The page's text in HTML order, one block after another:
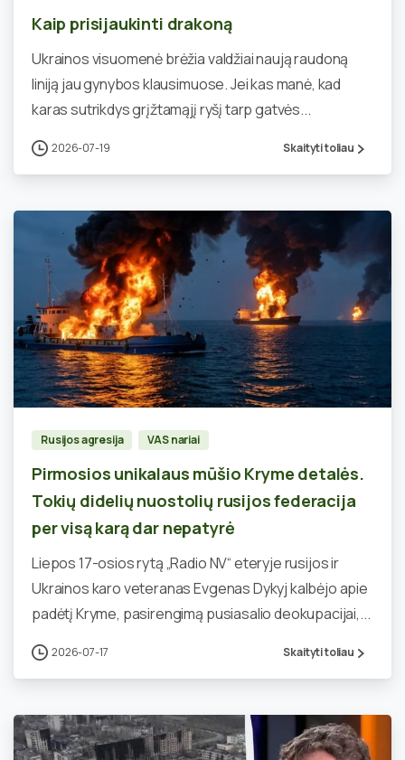
Kaip prisijaukinti drakoną
Ukrainos visuomenė brėžia valdžiai naują raudoną
liniją jau gynybos klausimuose. Jei kas manė, kad
karas sutrikdys grįžtamąjį ryšį tarp gatvės...
2026-07-19 Skaityti toliau
0
Rusijos agresija VAS nariai
Pirmosios unikalaus mūšio Kryme detalės.
Tokių didelių nuostolių rusijos federacija
per visą karą dar nepatyrė
Liepos 17-osios rytą „Radio NV“ eteryje rusijos ir
Ukrainos karo veteranas Evgenas Dykyj kalbėjo apie
padėtį Kryme, pasirengimą pusiasalio deokupacijai,...
2026-07-17 Skaityti toliau